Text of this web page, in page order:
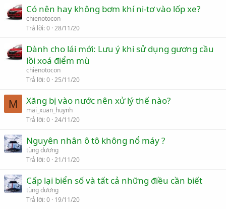
Có nên hay không bơm khí ni-tơ vào lốp xe?
chienotocon
Trả lời 0 28/11/20
Dành cho lái mới: Lưu ý khi sử dụng gương cầu
lồi xoá điểm mù
chienotocon
Trả lời 0 25/11/20
M Xăng bị vào nước nên xử lý thế nào?
mai_xuan_huynh
Trả lời 0 24/11/20
Nguyên nhân ô tô không nổ máy ?
tùng dương
Trả lời 0 21/11/20
Cấp lại biển số và tất cả những điều cần biết
tùng dương
Trả lời 0 19/11/20